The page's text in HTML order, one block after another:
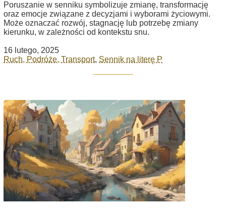
Poruszanie w senniku symbolizuje zmianę, transformację
oraz emocje związane z decyzjami i wyborami życiowymi.
Może oznaczać rozwój, stagnację lub potrzebę zmiany
kierunku, w zależności od kontekstu snu.
16 lutego, 2025
Ruch, Podróże, Transport, Sennik na literę P